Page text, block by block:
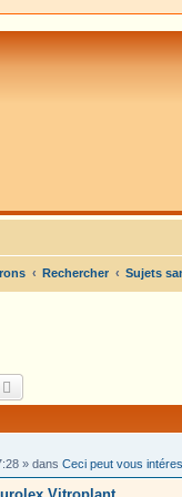
Rechercher Sujets
» dans Ceci peut vous
Vitroplant